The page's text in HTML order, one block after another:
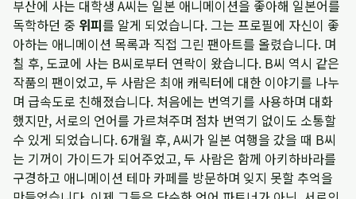
부산에 사는 대학생 A씨는 일본 애니메이션을 좋아해 일본어를
독학하던 중 위피를 알게 되었습니다. 그는 프로필에 자신이 좋
아하는 애니메이션 목록과 직접 그린 팬아트를 올렸습니다. 며
칠 후, 도쿄에 사는 B씨로부터 연락이 왔습니다. B씨 역시 같은
작품의 팬이었고, 두 사람은 최애 캐릭터에 대한 이야기를 나누
며 급속도로 친해졌습니다. 처음에는 번역기를 사용하며 대화
했지만, 서로의 언어를 가르쳐주며 점차 번역기 없이도 소통할
수 있게 되었습니다. 6개월 후, A씨가 일본 여행을 갔을 때 B씨
는 기꺼이 가이드가 되어주었고, 두 사람은 함께 아키하바라를
구경하고 애니메이션 테마 카페를 방문하며 잊지 못할 추억을